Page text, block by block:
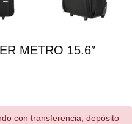
METRO 15.6″
con transferencia, depósito